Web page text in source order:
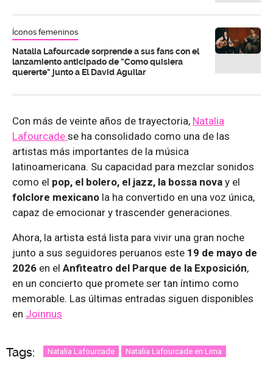
Íconos femeninos
Natalia Lafourcade sorprende a sus fans con el
lanzamiento anticipado de "Como quisiera
quererte" junto a El David Aguilar
Con más de veinte años de trayectoria, Natalia
Lafourcade se ha consolidado como una de las
artistas más importantes de la música
latinoamericana. Su capacidad para mezclar sonidos
como el pop, el bolero, el jazz, la bossa nova y el
folclore mexicano la ha convertido en una voz única,
capaz de emocionar y trascender generaciones.
Ahora, la artista está lista para vivir una gran noche
junto a sus seguidores peruanos este 19 de mayo de
2026 en el Anfiteatro del Parque de la Exposición,
en un concierto que promete ser tan íntimo como
memorable. Las últimas entradas siguen disponibles
en Joinnus
Tags: Natalia Lafourcade Natalia Lafourcade en Lima